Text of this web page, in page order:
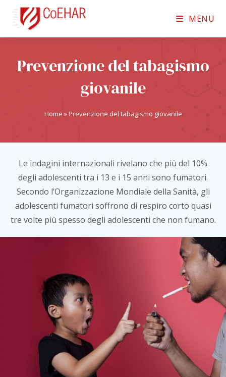
MENU
Prevenzione del tabagismo
giovanile
Home »Prevenzione del tabagismo giovanile
Le indagini internazionali rivelano che più del 10%
degli adolescenti tra i 13 e i 15 anni sono fumatori.
Secondo l’Organizzazione Mondiale della Sanità, gli
adolescenti fumatori soffrono di respiro corto quasi
tre volte più spesso degli adolescenti che non fumano.